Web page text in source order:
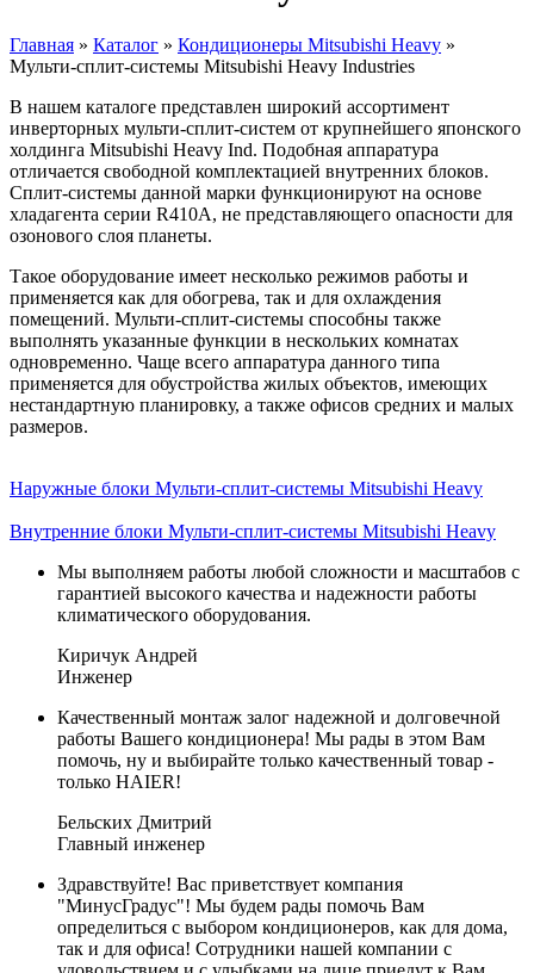
Вы здесь
Главная » Каталог » Кондиционеры Mitsubishi Heavy »
Мульти-сплит-системы Mitsubishi Heavy Industries
В нашем каталоге представлен широкий ассортимент
инверторных мульти-сплит-систем от крупнейшего японского
холдинга Mitsubishi Heavy Ind. Подобная аппаратура
отличается свободной комплектацией внутренних блоков.
Сплит-системы данной марки функционируют на основе
хладагента серии R410A, не представляющего опасности для
озонового слоя планеты.
Такое оборудование имеет несколько режимов работы и
применяется как для обогрева, так и для охлаждения
помещений. Мульти-сплит-системы способны также
выполнять указанные функции в нескольких комнатах
одновременно. Чаще всего аппаратура данного типа
применяется для обустройства жилых объектов, имеющих
нестандартную планировку, а также офисов средних и малых
размеров.
Наружные блоки Мульти-сплит-системы Mitsubishi Heavy
Внутренние блоки Мульти-сплит-системы Mitsubishi Heavy
Мы выполняем работы любой сложности и масштабов с
гарантией высокого качества и надежности работы
климатического оборудования.
Киричук Андрей
Инженер
Качественный монтаж залог надежной и долговечной
работы Вашего кондиционера! Мы рады в этом Вам
помочь, ну и выбирайте только качественный товар -
только HAIER!
Бельских Дмитрий
Главный инженер
Здравствуйте! Вас приветствует компания
"МинусГрадус"! Мы будем рады помочь Вам
определиться с выбором кондиционеров, как для дома,
так и для офиса! Сотрудники нашей компании с